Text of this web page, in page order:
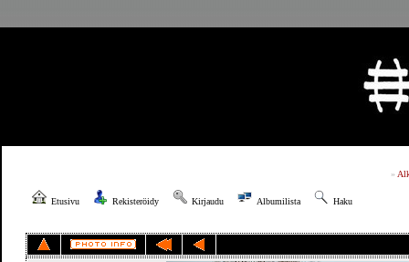
»
Etusivu Rekisteröidy Kirjaudu Albumilista Haku